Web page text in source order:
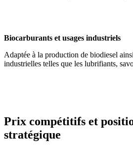
Biocarburants et usages industriels
Adaptée à la production de biodiesel
industrielles telles que les lubrifiants,
Prix compétitifs et
stratégique